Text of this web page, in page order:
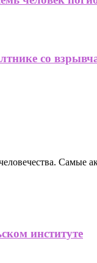
со
Самые
институте